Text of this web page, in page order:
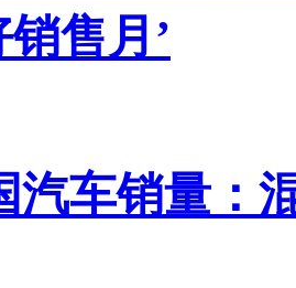
销售月’
汽车销量：